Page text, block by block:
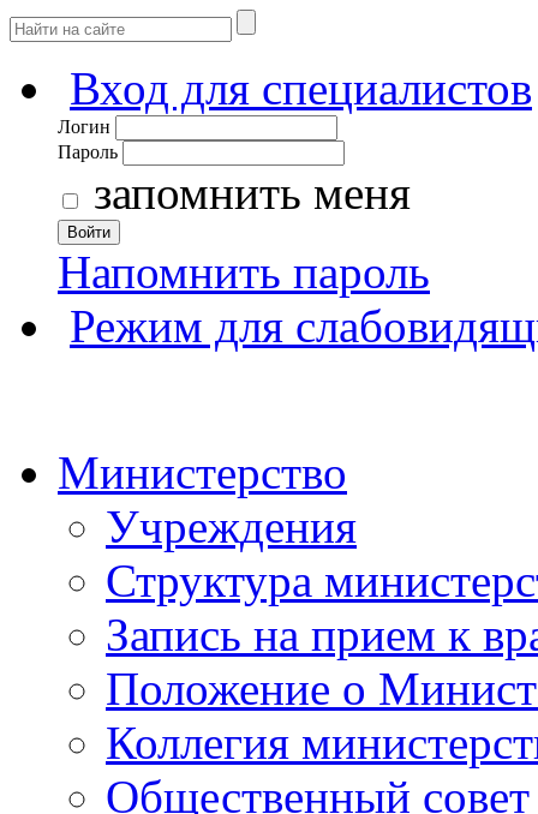
Вход для специалистов
Логин
Пароль
запомнить меня
Войти
Напомнить пароль
Режим для
Министерство
Учреждения
Структура
Запись на прием к
Положение о
Коллегия
Общественный совет